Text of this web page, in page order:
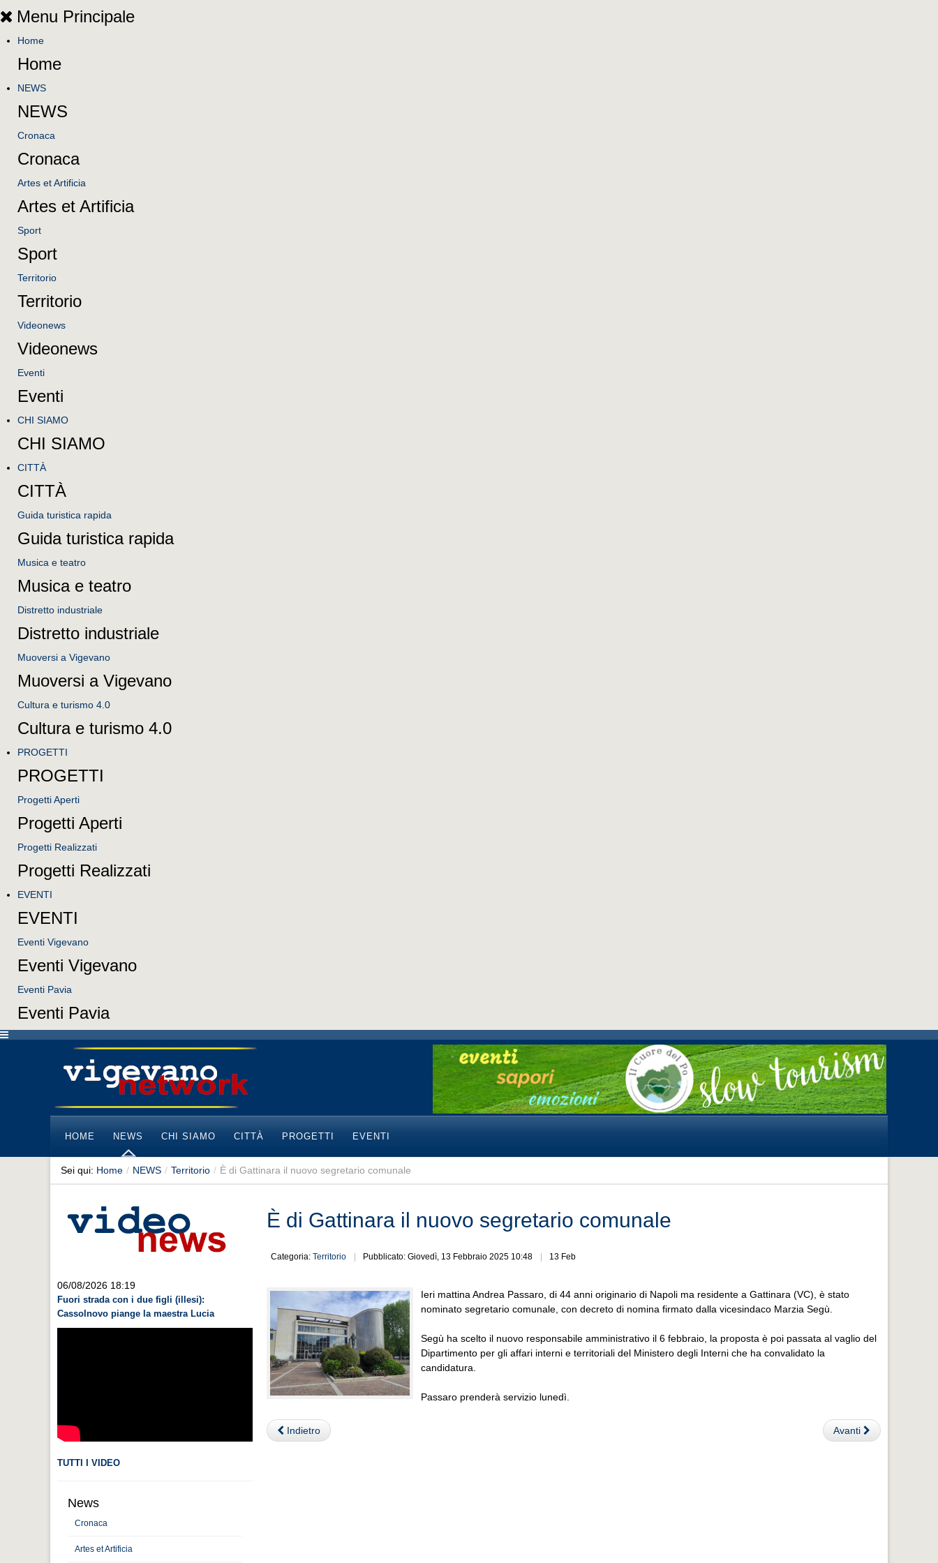
Menu Principale
Home
Home
NEWS
NEWS
Cronaca
Cronaca
Artes et Artificia
Artes et Artificia
Sport
Sport
Territorio
Territorio
Videonews
Videonews
Eventi
Eventi
CHI SIAMO
CHI SIAMO
CITTÀ
CITTÀ
Guida turistica rapida
Guida turistica rapida
Musica e teatro
Musica e teatro
Distretto industriale
Distretto industriale
Muoversi a Vigevano
Muoversi a Vigevano
Cultura e turismo 4.0
Cultura e turismo 4.0
PROGETTI
PROGETTI
Progetti Aperti
Progetti Aperti
Progetti Realizzati
Progetti Realizzati
EVENTI
EVENTI
Eventi Vigevano
Eventi Vigevano
Eventi Pavia
Eventi Pavia
HOME NEWS CHI SIAMO CITTÀ PROGETTI EVENTI
Sei qui: Home / NEWS / Territorio / È di Gattinara il nuovo segretario comunale
06/08/2026 18:19
Fuori strada con i due figli (illesi):
Cassolnovo piange la maestra Lucia
TUTTI I VIDEO
News
Cronaca
Artes et Artificia
È di Gattinara il nuovo segretario comunale
Categoria: Territorio Pubblicato: Giovedì, 13 Febbraio 2025 10:48 13 Feb
Ieri mattina Andrea Passaro, di 44 anni originario di Napoli ma residente a Gattinara (VC), è stato
nominato segretario comunale, con decreto di nomina firmato dalla vicesindaco Marzia Segù.
Segù ha scelto il nuovo responsabile amministrativo il 6 febbraio, la proposta è poi passata al vaglio del
Dipartimento per gli affari interni e territoriali del Ministero degli Interni che ha convalidato la
candidatura.
Passaro prenderà servizio lunedì.
Indietro Avanti